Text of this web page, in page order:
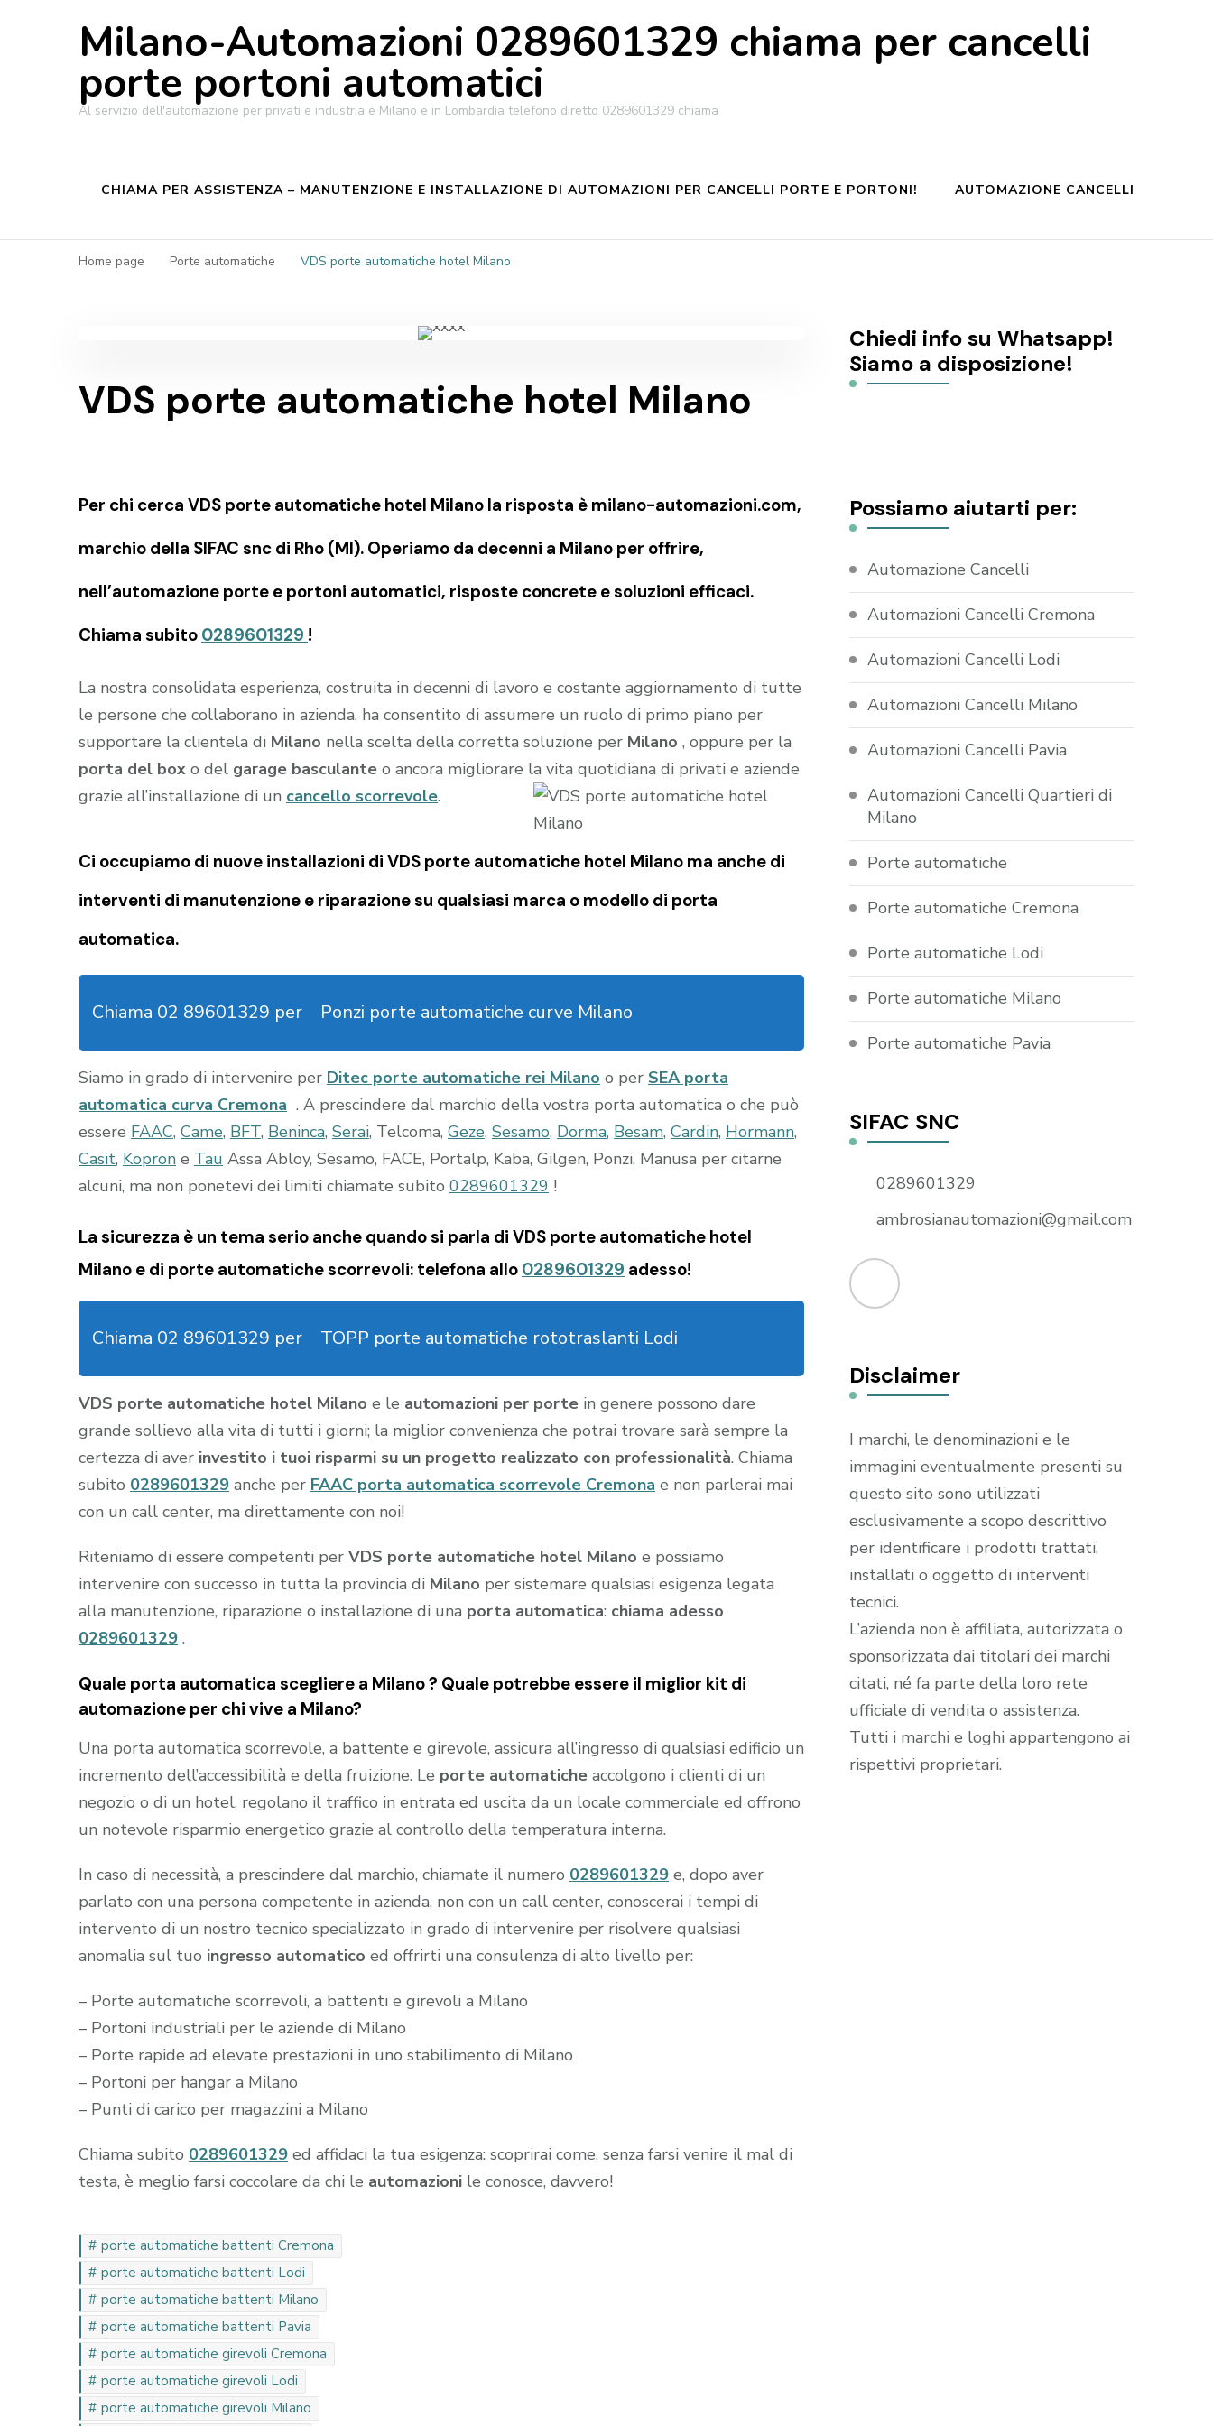
Milano-Automazioni 0289601329 chiama per cancelli
porte portoni automatici
Al servizio dell'automazione per privati e industria e Milano e in Lombardia telefono diretto 0289601329 chiama
CHIAMA PER ASSISTENZA – MANUTENZIONE E INSTALLAZIONE DI AUTOMAZIONI PER CANCELLI PORTE E PORTONI! AUTOMAZIONE CANCELLI
Home page Porte automatiche VDS porte automatiche hotel Milano
VDS porte automatiche hotel Milano
Per chi cerca VDS porte automatiche hotel Milano la risposta è milano-automazioni.com,
marchio della SIFAC snc di Rho (MI). Operiamo da decenni a Milano per offrire,
nell’automazione porte e portoni automatici, risposte concrete e soluzioni efficaci.
Chiama subito 0289601329 !
La nostra consolidata esperienza, costruita in decenni di lavoro e costante aggiornamento di tutte
le persone che collaborano in azienda, ha consentito di assumere un ruolo di primo piano per
supportare la clientela di Milano nella scelta della corretta soluzione per Milano , oppure per la
porta del box o del garage basculante o ancora migliorare la vita quotidiana di privati e aziende
grazie all’installazione di un cancello scorrevole.
Ci occupiamo di nuove installazioni di VDS porte automatiche hotel Milano ma anche di
interventi di manutenzione e riparazione su qualsiasi marca o modello di porta
automatica.
Chiama 02 89601329 per Ponzi porte automatiche curve Milano
Siamo in grado di intervenire per Ditec porte automatiche rei Milano o per SEA porta
automatica curva Cremona . A prescindere dal marchio della vostra porta automatica o che può
essere FAAC, Came, BFT, Beninca, Serai, Telcoma, Geze, Sesamo, Dorma, Besam, Cardin, Hormann,
Casit, Kopron e Tau Assa Abloy, Sesamo, FACE, Portalp, Kaba, Gilgen, Ponzi, Manusa per citarne
alcuni, ma non ponetevi dei limiti chiamate subito 0289601329 !
La sicurezza è un tema serio anche quando si parla di VDS porte automatiche hotel
Milano e di porte automatiche scorrevoli: telefona allo 0289601329 adesso!
Chiama 02 89601329 per TOPP porte automatiche rototraslanti Lodi
VDS porte automatiche hotel Milano e le automazioni per porte in genere possono dare
grande sollievo alla vita di tutti i giorni; la miglior convenienza che potrai trovare sarà sempre la
certezza di aver investito i tuoi risparmi su un progetto realizzato con professionalità. Chiama
subito 0289601329 anche per FAAC porta automatica scorrevole Cremona e non parlerai mai
con un call center, ma direttamente con noi!
Riteniamo di essere competenti per VDS porte automatiche hotel Milano e possiamo
intervenire con successo in tutta la provincia di Milano per sistemare qualsiasi esigenza legata
alla manutenzione, riparazione o installazione di una porta automatica: chiama adesso
0289601329 .
Quale porta automatica scegliere a Milano ? Quale potrebbe essere il miglior kit di
automazione per chi vive a Milano?
Una porta automatica scorrevole, a battente e girevole, assicura all’ingresso di qualsiasi edificio un
incremento dell’accessibilità e della fruizione. Le porte automatiche accolgono i clienti di un
negozio o di un hotel, regolano il traffico in entrata ed uscita da un locale commerciale ed offrono
un notevole risparmio energetico grazie al controllo della temperatura interna.
In caso di necessità, a prescindere dal marchio, chiamate il numero 0289601329 e, dopo aver
parlato con una persona competente in azienda, non con un call center, conoscerai i tempi di
intervento di un nostro tecnico specializzato in grado di intervenire per risolvere qualsiasi
anomalia sul tuo ingresso automatico ed offrirti una consulenza di alto livello per:
– Porte automatiche scorrevoli, a battenti e girevoli a Milano
– Portoni industriali per le aziende di Milano
– Porte rapide ad elevate prestazioni in uno stabilimento di Milano
– Portoni per hangar a Milano
– Punti di carico per magazzini a Milano
Chiama subito 0289601329 ed affidaci la tua esigenza: scoprirai come, senza farsi venire il mal di
testa, è meglio farsi coccolare da chi le automazioni le conosce, davvero!
porte automatiche battenti Cremona
porte automatiche battenti Lodi
porte automatiche battenti Milano
porte automatiche battenti Pavia
porte automatiche girevoli Cremona
porte automatiche girevoli Lodi
porte automatiche girevoli Milano
Chiedi info su Whatsapp!
Siamo a disposizione!
Possiamo aiutarti per:
Automazione Cancelli
Automazioni Cancelli Cremona
Automazioni Cancelli Lodi
Automazioni Cancelli Milano
Automazioni Cancelli Pavia
Automazioni Cancelli Quartieri di
Milano
Porte automatiche
Porte automatiche Cremona
Porte automatiche Lodi
Porte automatiche Milano
Porte automatiche Pavia
SIFAC SNC
0289601329
ambrosianautomazioni@gmail.com
Disclaimer
I marchi, le denominazioni e le
immagini eventualmente presenti su
questo sito sono utilizzati
esclusivamente a scopo descrittivo
per identificare i prodotti trattati,
installati o oggetto di interventi
tecnici.
L’azienda non è affiliata, autorizzata o
sponsorizzata dai titolari dei marchi
citati, né fa parte della loro rete
ufficiale di vendita o assistenza.
Tutti i marchi e loghi appartengono ai
rispettivi proprietari.